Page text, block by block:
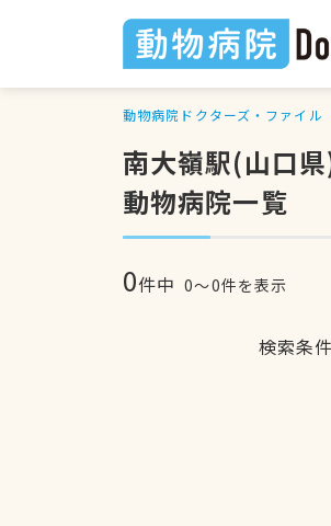
動物病院ドクターズ・ファイル
南大嶺駅(山口
動物病院一覧
0件中 0〜0件を表示
検索条